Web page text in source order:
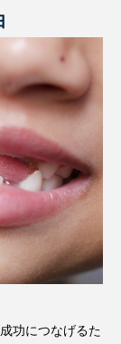
功につなげるた